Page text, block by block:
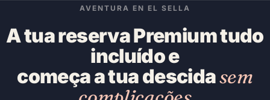
AVENTURA EN EL SELLA
A tua reserva Premium tudo
incluído e
começa a tua descidasem